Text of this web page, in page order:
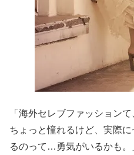
「海外セレブファッション
ちょっと憧れるけど、実際
るのって…勇気がいるかも。